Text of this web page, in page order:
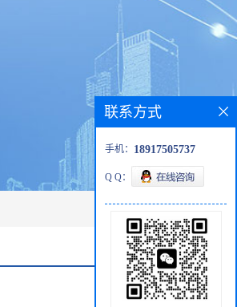
联系方式
手机： 18917505737
Q Q：